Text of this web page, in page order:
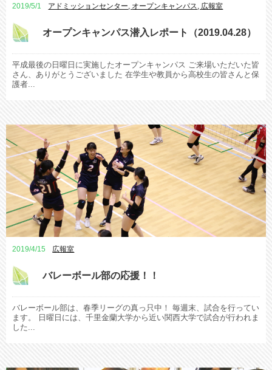
2019/5/1 アドミッションセンター, オープンキャンパス, 広報室
オープンキャンパス潜入レポート（2019.04.28）
平成最後の日曜日に実施したオープンキャンパス ご来場いただいた皆
さん、ありがとうございました 在学生や教員から高校生の皆さんと保
護者...
2019/4/15 広報室
バレーボール部の応援！！
バレーボール部は、春季リーグの真っ只中！ 毎週末、試合を行ってい
ます。 日曜日には、千里金蘭大学から近い関西大学で試合が行われま
した...